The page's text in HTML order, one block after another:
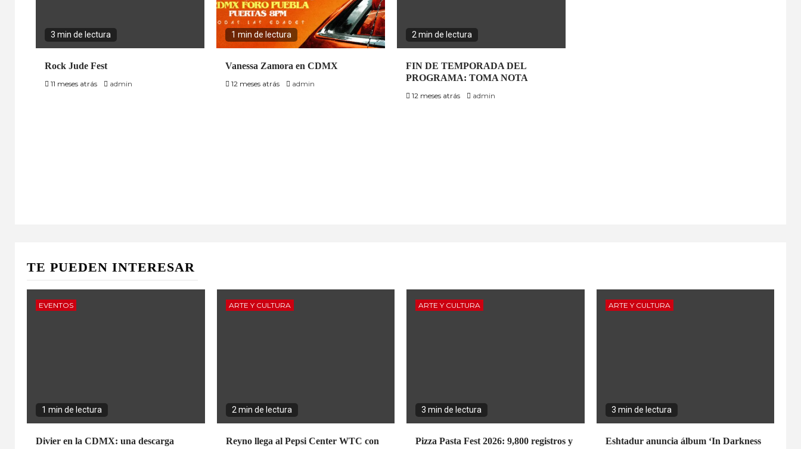
3 min de lectura
Rock Jude Fest
11 meses atrás admin
1 min de lectura
Vanessa Zamora en CDMX
12 meses atrás admin
2 min de lectura
FIN DE TEMPORADA DEL
PROGRAMA: TOMA NOTA
12 meses atrás admin
TE PUEDEN INTERESAR
EVENTOS
1 min de lectura
Divier en la CDMX: una descarga
ARTE Y CULTURA
2 min de lectura
Reyno llega al Pepsi Center WTC con
ARTE Y CULTURA
3 min de lectura
Pizza Pasta Fest 2026: 9,800 registros y
ARTE Y CULTURA
3 min de lectura
Eshtadur anuncia álbum ‘In Darkness